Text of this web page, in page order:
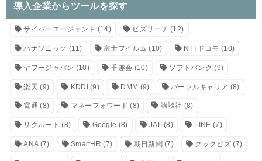
導入企業からツールを探す
サイバーエージェント (14) ビズリーチ (12)
パナソニック (11) 富士フイルム (10) NTTドコモ (10)
ヤフージャパン (10) 千趣会 (10) ソフトバンク (9)
楽天 (9) KDDI(9) DMM (9) パーソルキャリア (8)
電通 (8) マネーフォワード (8) 講談社 (8)
リクルート (8) Google (8) JAL(8) LINE (7)
ANA(7) SmartHR (7) 朝日新聞 (7) クックビズ(7)